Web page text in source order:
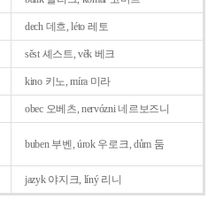
dech 데흐, léto 레토
sěst 셰스트, věk 베크
kino 키노, míra 미라
obec 오베츠, nervózni 네르보즈니
buben 부벤, úrok 우로크, dům 둠
jazyk야지크, líný 리니